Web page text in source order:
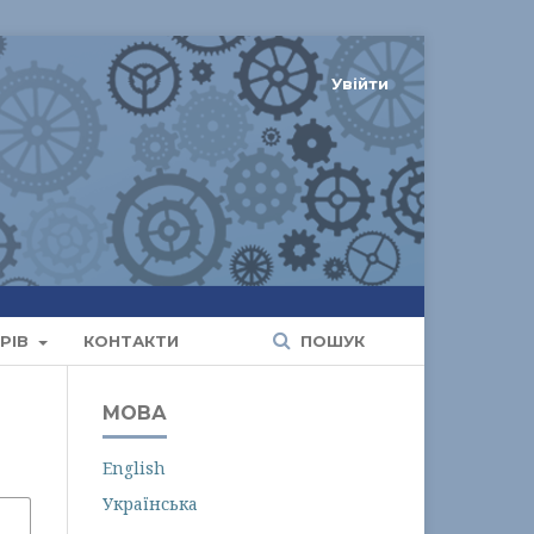
КОНТАКТИ ПОШУК
Увійти
МОВА
English
Українська